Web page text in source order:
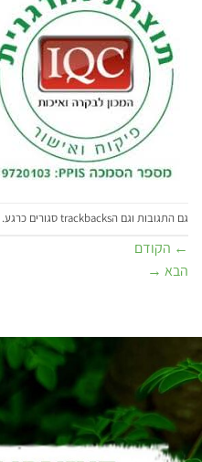
גם התגובות וגם הtrackbacks סגורים כרגע.
← הקודם
הבא →